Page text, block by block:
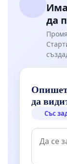
да
да
Със